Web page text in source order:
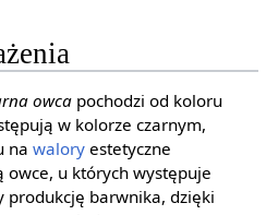
owcapochodzi od koloru
w kolorze czarnym,
na waloryestetyczne
owce, u których występuje
produkcję barwnika, dzięki